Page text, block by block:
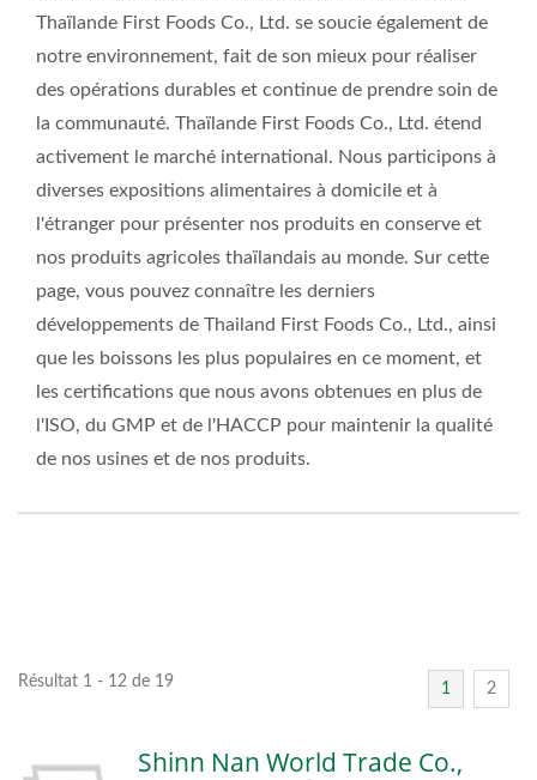
Thaïlande First Foods Co., Ltd. se soucie également de
notre environnement, fait de son mieux pour réaliser
des opérations durables et continue de prendre soin de
la communauté. Thaïlande First Foods Co., Ltd. étend
activement le marché international. Nous participons à
diverses expositions alimentaires à domicile et à
l'étranger pour présenter nos produits en conserve et
nos produits agricoles thaïlandais au monde. Sur cette
page, vous pouvez connaître les derniers
développements de Thailand First Foods Co., Ltd., ainsi
que les boissons les plus populaires en ce moment, et
les certifications que nous avons obtenues en plus de
l'ISO, du GMP et de l'HACCP pour maintenir la qualité
de nos usines et de nos produits.
Résultat 1 - 12 de 19 1 2
Shinn Nan World Trade Co.,